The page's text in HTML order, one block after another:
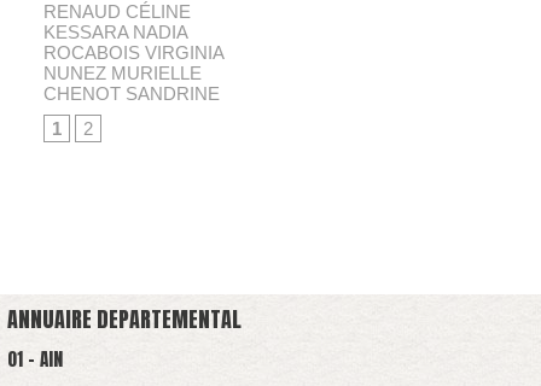
ANNUAIRE DEPARTEMENTAL
01 - AIN
RENAUD CÉLINE
KESSARA NADIA
ROCABOIS VIRGINIA
NUNEZ MURIELLE
CHENOT SANDRINE
1
2